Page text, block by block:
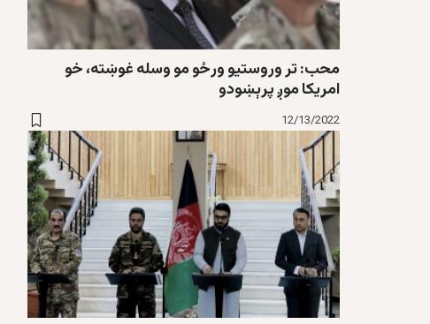
محب: تر وروستيو ورځو مو وسله غوښته، خو
امريکا موږ پرېښودو
12/13/2022